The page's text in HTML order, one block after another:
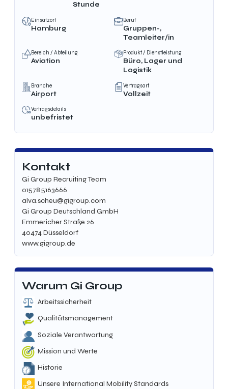
Stunde
Einsatzort
Hamburg
Beruf
Gruppen-,
Teamleiter/in
Bereich / Abteilung
Aviation
Produkt / Dienstleistung
Büro, Lager und
Logistik
Branche
Airport
Vertragsart
Vollzeit
Vertragsdetails
unbefristet
Kontakt
Gi Group Recruiting Team
01578 5163666
alva.scheu@gigroup.com
Gi Group Deutschland GmbH
Emmericher Straße 26
40474 Düsseldorf
www.gigroup.de
Warum Gi Group
Arbeitssicherheit
Qualitätsmanagement
Soziale Verantwortung
Mission und Werte
Historie
Unsere International Mobility Standards